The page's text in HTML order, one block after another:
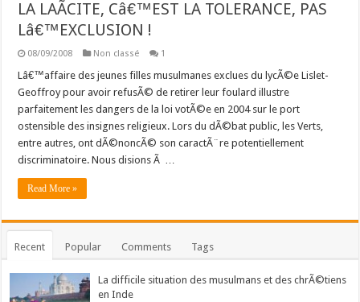
LA LAÃCITE, Câ€™EST LA TOLERANCE, PAS
Lâ€™EXCLUSION !
08/09/2008 Non classé 1
Lâ€™affaire des jeunes filles musulmanes exclues du lycÃ©e Lislet-
Geoffroy pour avoir refusÃ© de retirer leur foulard illustre
parfaitement les dangers de la loi votÃ©e en 2004 sur le port
ostensible des insignes religieux. Lors du dÃ©bat public, les Verts,
entre autres, ont dÃ©noncÃ© son caractÃ¨re potentiellement
discriminatoire. Nous disions Ã …
Read More »
Recent Popular Comments Tags
La difficile situation des musulmans et des chrÃ©tiens
en Inde